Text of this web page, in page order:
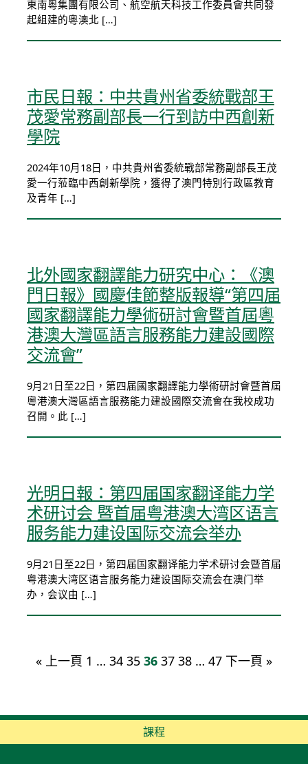
東南粵集團有限公司、航空航天科技工作委員會共同發
起組建的粵澳北 […]
市民日報：中共貴州省委統戰部王
茂愛常務副部長一行到訪中西創新
學院
2024年10月18日，中共貴州省委統戰部常務副部長王茂
愛一行蒞臨中西創新學院，獲得了澳門特別行政區教育
及青年 […]
北外國家翻譯能力研究中心：《澳
門日報》國慶佳節整版報導“第四届
國家翻譯能力學術研討會暨首屆粵
港澳大灣區語言服務能力建設國際
交流會”
9月21日至22日，第四届國家翻譯能力學術研討會暨首屆
粵港澳大灣區語言服務能力建設國際交流會在我校成功
召開。此 […]
光明日報：第四届国家翻译能力学
术研讨会 暨首届粤港澳大湾区语言
服务能力建设国际交流会举办
9月21日至22日，第四届国家翻译能力学术研讨会暨首届
粤港澳大湾区语言服务能力建设国际交流会在澳门举
办，会议由 […]
« 上一頁 1 … 34 35 36 37 38 … 47 下一頁 »
課程